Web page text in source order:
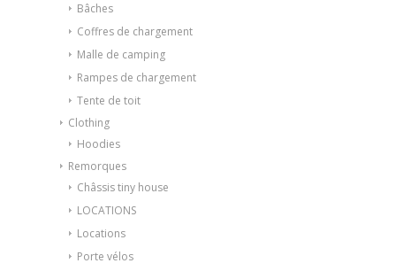
Bâches
Coffres de chargement
Malle de camping
Rampes de chargement
Tente de toit
Clothing
Hoodies
Remorques
Châssis tiny house
LOCATIONS
Locations
Porte vélos